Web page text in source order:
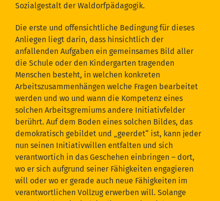
Sozialgestalt der Waldorfpädagogik.
Die erste und offensichtliche Bedingung für dieses
Anliegen liegt darin, dass hinsichtlich der
anfallenden Aufgaben ein gemeinsames Bild aller
die Schule oder den Kindergarten tragenden
Menschen besteht, in welchen konkreten
Arbeitszusammenhängen welche Fragen bearbeitet
werden und wo und wann die Kompetenz eines
solchen Arbeitsgremiums andere Initiativfelder
berührt. Auf dem Boden eines solchen Bildes, das
demokratisch gebildet und „geerdet“ ist, kann jeder
nun seinen Initiativwillen entfalten und sich
verantwortich in das Geschehen einbringen – dort,
wo er sich aufgrund seiner Fähigkeiten engagieren
will oder wo er gerade auch neue Fähigkeiten im
verantwortlichen Vollzug erwerben will. Solange